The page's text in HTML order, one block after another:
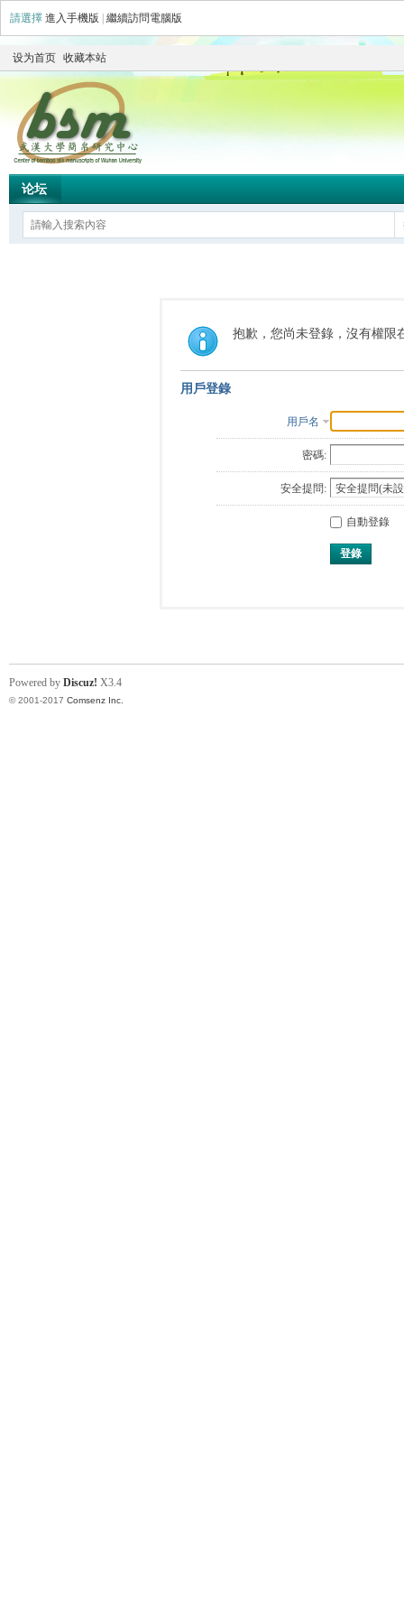
請選擇 進入手機版 繼續訪問電腦版
设为首页 收藏本站
论坛
抱歉，您尚未登錄，沒有權限
用戶登錄
用戶名
密碼:
安全提問:
自動登錄
登錄
Powered by Discuz! X3.4
© 2001-2017 Comsenz Inc.